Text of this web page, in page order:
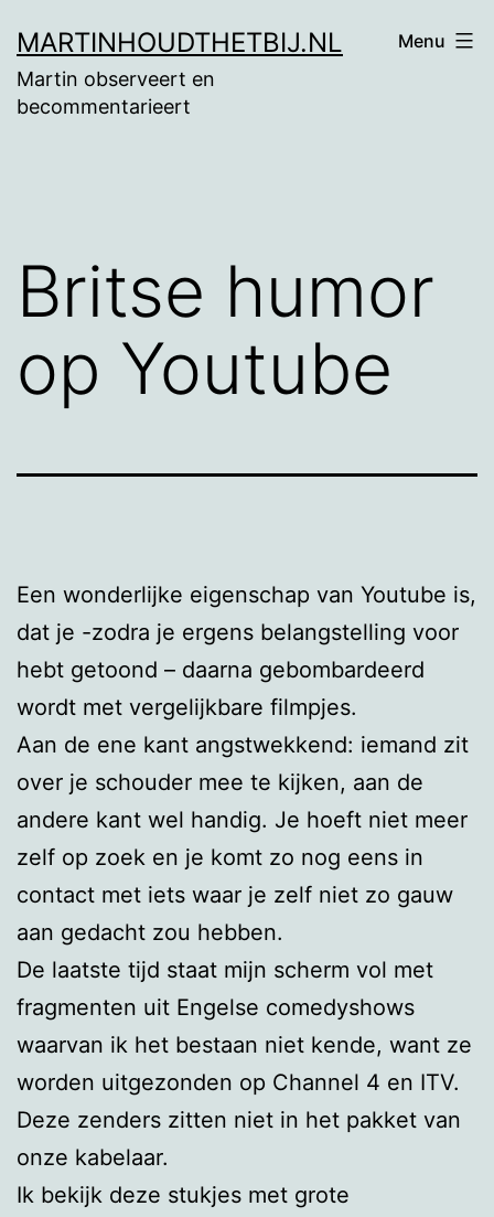
naar
de
MARTINHOUDTHETBIJ.NL
Martin observeert en
becommentarieert
Menu
Britse humor
op Youtube
Een wonderlijke eigenschap van Youtube is,
dat je -zodra je ergens belangstelling voor
hebt getoond – daarna gebombardeerd
wordt met vergelijkbare filmpjes.
Aan de ene kant angstwekkend: iemand zit
over je schouder mee te kijken, aan de
andere kant wel handig. Je hoeft niet meer
zelf op zoek en je komt zo nog eens in
contact met iets waar je zelf niet zo gauw
aan gedacht zou hebben.
De laatste tijd staat mijn scherm vol met
fragmenten uit Engelse comedyshows
waarvan ik het bestaan niet kende, want ze
worden uitgezonden op Channel 4 en ITV.
Deze zenders zitten niet in het pakket van
onze kabelaar.
Ik bekijk deze stukjes met grote